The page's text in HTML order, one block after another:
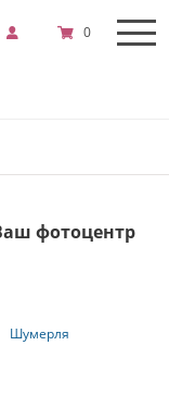
0
фотоцентр
Шумерля